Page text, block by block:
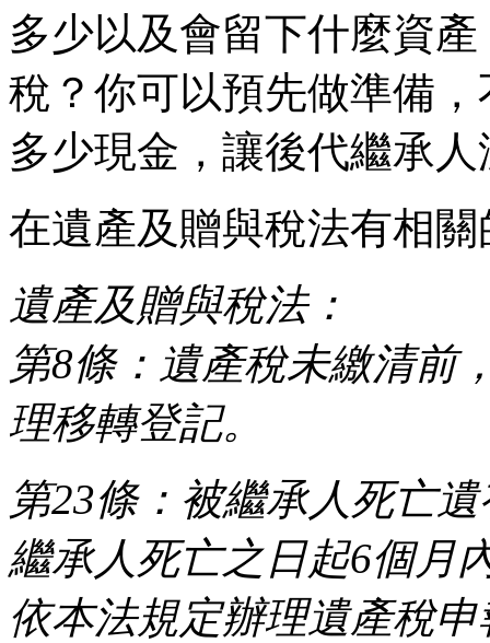
多少以及會留下什麼資
稅？你可以預先做準備
多少現金，讓後代繼承
在遺產及贈與稅法有相
遺產及贈與稅法：
第8條：遺產稅未繳清前
理移轉登記。
第23條：被繼承人死亡
繼承人死亡之日起6個月
依本法規定辦理遺產稅申